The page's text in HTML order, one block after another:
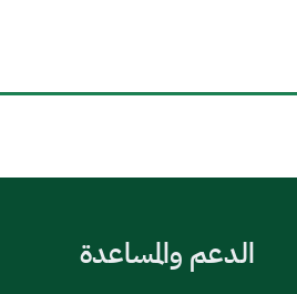
الدعم والمساعدة